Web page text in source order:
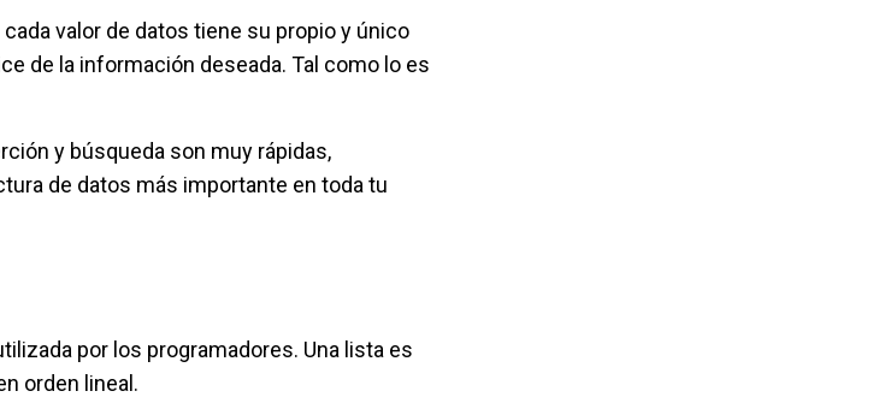
valor de datos tiene su propio y único
de la información deseada. Tal como lo es
y búsqueda son muy rápidas,
de datos más importante en toda tu
por los programadores. Una lista es
orden lineal.